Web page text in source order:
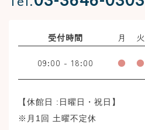
受付時間 月 火
09:00 - 18:00 ● ●
【休館日 :日曜日・祝日】
※月1回 土曜不定休